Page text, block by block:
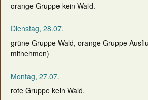
orange Gruppe kein Wald.
Dienstag, 28.07.
grüne Gruppe Wald, orange Gruppe
mitnehmen)
Montag, 27.07.
rote Gruppe kein Wald.